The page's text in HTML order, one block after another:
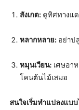
สังเกต: ดูทิศทางแ
หลากหลาย: อย่าป
หมุนเวียน: เศษอา
โคนต้นไม้เสมอ
สนใจเริ่มทำแปลงแบ